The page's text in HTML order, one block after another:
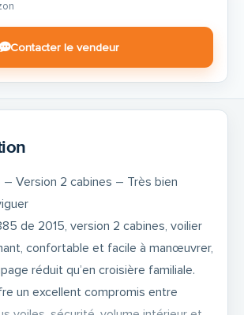
Contacter le vendeur
– Version 2 cabines – Très bien
de 2015, version 2 cabines, voilier
confortable et facile à manœuvrer,
réduit qu’en croisière familiale.
un excellent compromis entre